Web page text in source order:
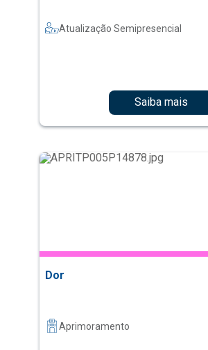
Atualização Semipresencial
Saiba mais
Dor
Aprimoramento